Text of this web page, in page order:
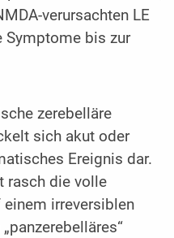
verursachten LE
Symptome bis zur
zerebelläre
sich akut oder
Ereignis dar.
rasch die volle
irreversiblen